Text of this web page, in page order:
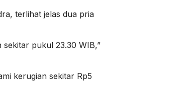
terlihat jelas dua pria
pukul 23.30 WIB,”
kerugian sekitar Rp5